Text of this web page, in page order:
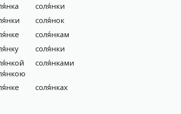
соля́нки
соля́нок
соля́нкам
соля́нки
соля́нками
соля́нках